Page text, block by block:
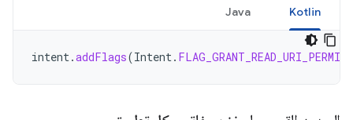
Kotlin
Java
intent.addFlags(Intent.